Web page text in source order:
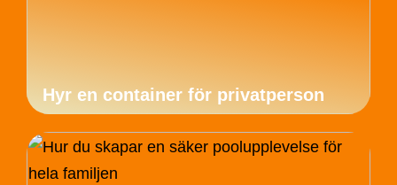
Hyr en container för privatperson